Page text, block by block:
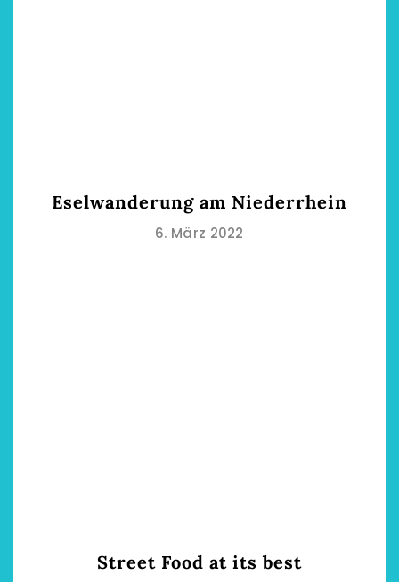
Eselwanderung am Niederrhein
6. März 2022
Street Food at its best